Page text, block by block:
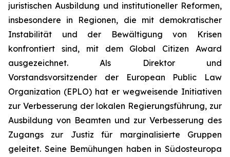
juristischen Ausbildung und institutioneller Reformen,
insbesondere in Regionen, die mit demokratischer
Instabilität und der Bewältigung von Krisen
konfrontiert sind, mit dem Global Citizen Award
ausgezeichnet. Als Direktor und
Vorstandsvorsitzender der European Public Law
Organization (EPLO) hat er wegweisende Initiativen
zur Verbesserung der lokalen Regierungsführung, zur
Ausbildung von Beamten und zur Verbesserung des
Zugangs zur Justiz für marginalisierte Gruppen
geleitet. Seine Bemühungen haben in Südosteuropa